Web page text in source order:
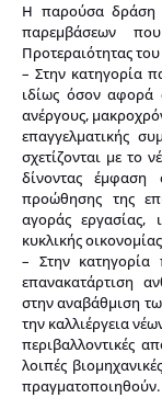
Η παρούσα δράση
παρεμβάσεων
Προτεραιότητας
– Στην κατηγορία
ιδίως όσον αφορά
ανέργους,
επαγγελματικής
σχετίζονται με το
δίνοντας έμφαση
προώθησης της
αγοράς
κυκλικής
– Στην κατηγορία
επανακατάρτιση
στην αναβάθμιση
την καλλιέργεια
περιβαλλοντικές
λοιπές
πραγματοποιηθούν.